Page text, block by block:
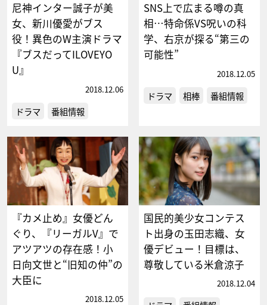
尼神インター誠子が美
女、新川優愛がブス
役！異色のW主演ドラマ
『ブスだってILOVEYO
U』
2018.12.06
ドラマ 番組情報
SNS上で広まる噂の真
相…特命係VS呪いの科
学、右京が探る“第三の
可能性”
2018.12.05
ドラマ 相棒 番組情報
『カメ止め』女優どん
ぐり、『リーガルV』で
アツアツの存在感！小
日向文世と“旧知の仲”の
大臣に
2018.12.05
国民的美少女コンテス
ト出身の玉田志織、女
優デビュー！目標は、
尊敬している米倉涼子
2018.12.04